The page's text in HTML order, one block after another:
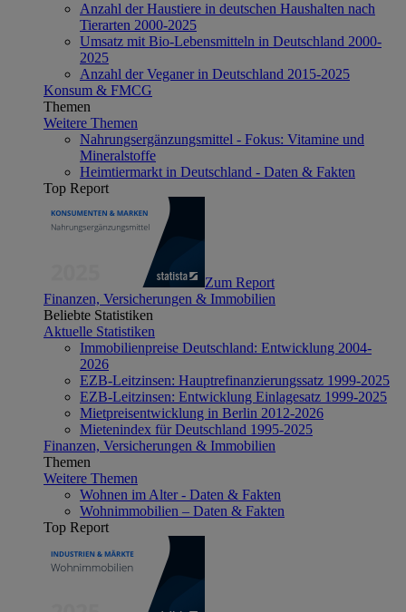
Anzahl der Haustiere in deutschen Haushalten nach
Tierarten 2000-2025
Umsatz mit Bio-Lebensmitteln in Deutschland 2000-
2025
Anzahl der Veganer in Deutschland 2015-2025
Konsum & FMCG
Themen
Weitere Themen
Nahrungsergänzungsmittel - Fokus: Vitamine und
Mineralstoffe
Heimtiermarkt in Deutschland - Daten & Fakten
Top Report
Zum Report
Finanzen, Versicherungen & Immobilien
Beliebte Statistiken
Aktuelle Statistiken
Immobilienpreise Deutschland: Entwicklung 2004-
2026
EZB-Leitzinsen: Hauptrefinanzierungssatz 1999-2025
EZB-Leitzinsen: Entwicklung Einlagesatz 1999-2025
Mietpreisentwicklung in Berlin 2012-2026
Mietenindex für Deutschland 1995-2025
Finanzen, Versicherungen & Immobilien
Themen
Weitere Themen
Wohnen im Alter - Daten & Fakten
Wohnimmobilien – Daten & Fakten
Top Report